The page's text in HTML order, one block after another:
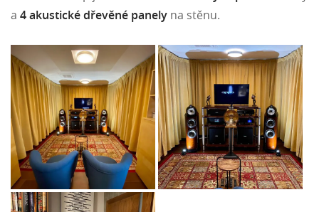
a 4 akustické dřevěné panely na stěnu.